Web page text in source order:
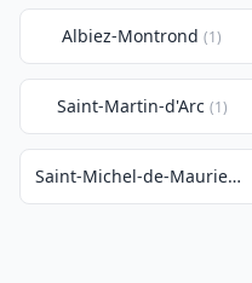
Albiez-Montrond (1)
Saint-Martin-d'Arc (1)
Saint-Michel-de-Maurienne